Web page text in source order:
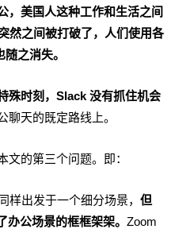
，美国人这种工作和生活之间
然之间被打破了，人们使用各
之消失。
殊时刻，Slack 没有抓住机会
聊天的既定路线上。
文的第三个问题。即：
样出发于一个细分场景， 但
公场景的框框架架。 Zoom